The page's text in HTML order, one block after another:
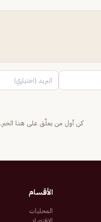
كن أول من يعلّق على هذا الخبر.
الأقسام
المحليات